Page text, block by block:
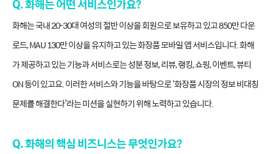
Q. 화해는 어떤 서비스인가요?
화해는 국내 20-30대 여성의 절반 이상을 회원으로 보유하고 있고 850만 다운
로드, MAU 130만 이상을 유지하고 있는 화장품 모바일 앱 서비스입니다. 화해
가 제공하고 있는 기능과 서비스로는 성분 정보, 리뷰, 랭킹, 쇼핑, 이벤트, 뷰티
ON 등이 있고요. 이러한 서비스와 기능을 바탕으로 ‘화장품 시장의 정보 비대칭
문제를 해결한다’라는 미션을 실현하기 위해 노력하고 있습니다.
Q. 화해의 핵심 비즈니스는 무엇인가요?